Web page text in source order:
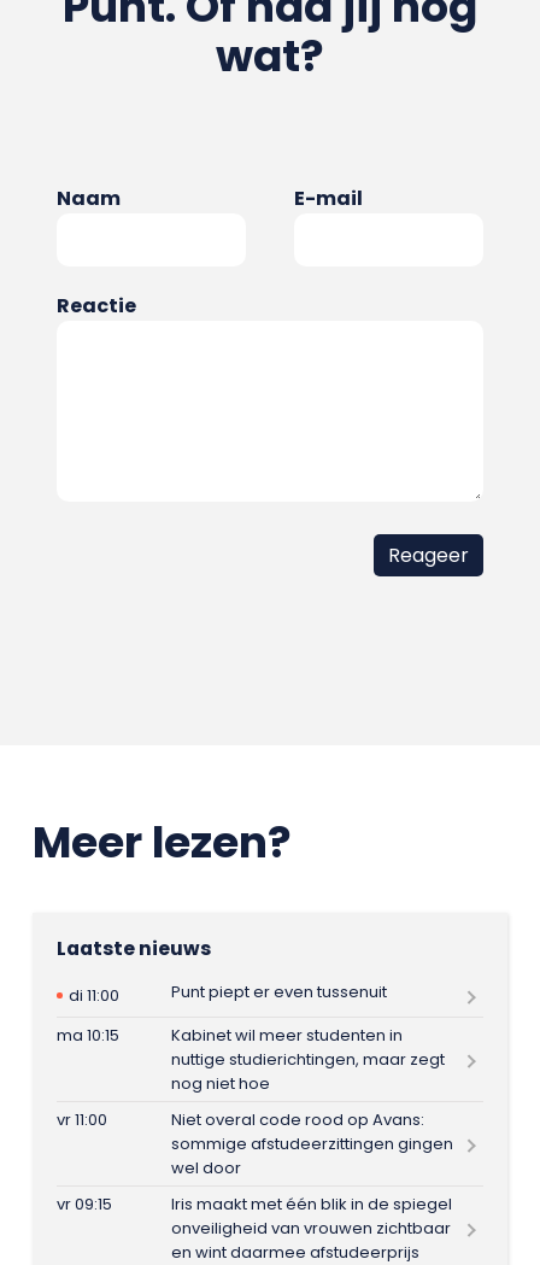
wat?
Naam E-mail
Reactie
Meer lezen?
Laatste nieuws
di 11:00
Punt piept er even tussenuit
ma 10:15
Kabinet wil meer studenten in
nuttige studierichtingen, maar zegt
nog niet hoe
vr 11:00
Niet overal code rood op Avans:
sommige afstudeerzittingen gingen
wel door
vr 09:15
Iris maakt met één blik in de spiegel
onveiligheid van vrouwen zichtbaar
en wint daarmee afstudeerprijs